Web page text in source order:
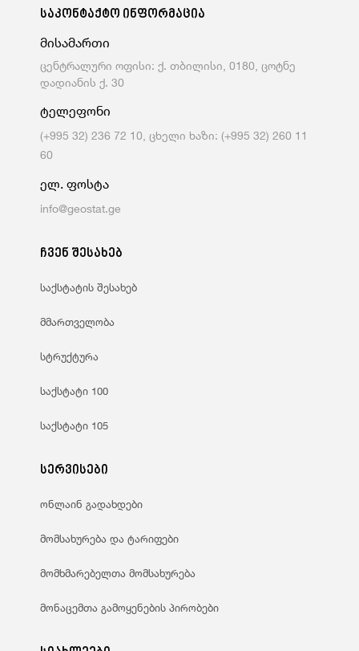
საკონტაქტო ინფორმაცია
მისამართი
ცენტრალური ოფისი: ქ. თბილისი, 0180, ცოტნე
დადიანის ქ. 30
ტელეფონი
(+995 32) 236 72 10, ცხელი ხაზი: (+995 32) 260 11
60
ელ. ფოსტა
info@geostat.ge
ჩვენ შესახებ
საქსტატის შესახებ
მმართველობა
სტრუქტურა
საქსტატი 100
საქსტატი 105
სერვისები
ონლაინ გადახდები
მომსახურება და ტარიფები
მომხმარებელთა მომსახურება
მონაცემთა გამოყენების პირობები